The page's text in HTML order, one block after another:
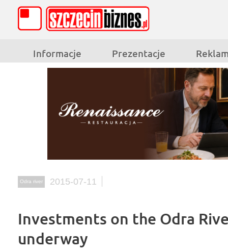
Informacje Prezentacje
Odra river 2015-07-11
Investments on the Odra
underway